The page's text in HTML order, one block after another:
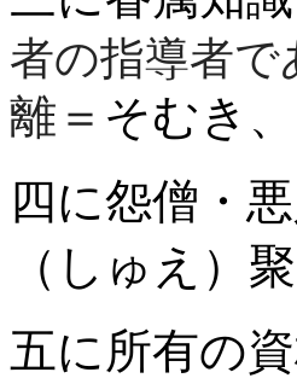
者の指導者で
離＝ そむき
四に怨僧・
（しゅえ）
五に所有の